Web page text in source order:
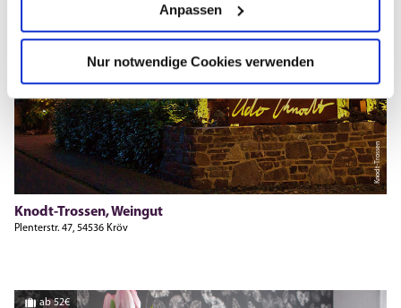
Anpassen
Nur notwendige Cookies verwenden
Knodt-Trossen
Knodt-Trossen, Weingut
Plenterstr. 47, 54536 Kröv
ab 52€